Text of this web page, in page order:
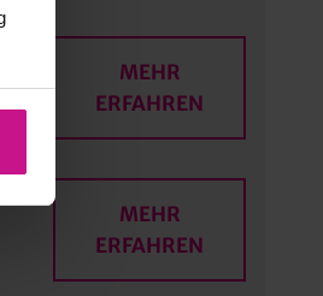
MEHR
ERFAHREN
MEHR
ERFAHREN